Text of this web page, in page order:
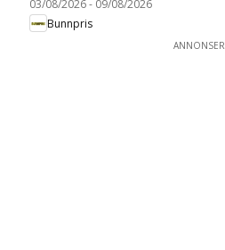
03/08/2026- 09/08/2026
Bunnpris
ANNONSER